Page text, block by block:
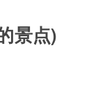
景点)